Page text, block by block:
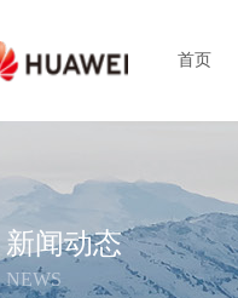
首页
新闻动态
NEWS